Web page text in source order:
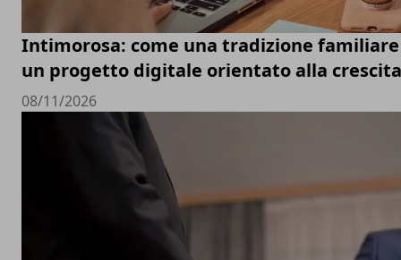
Intimorosa: come una tradizione
un progetto digitale orientato alla
08/11/2026